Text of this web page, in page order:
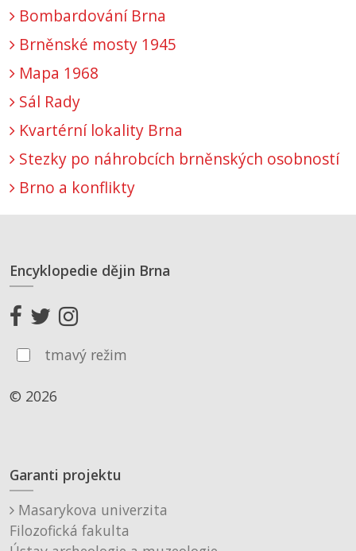
Bombardování Brna
Brněnské mosty 1945
Mapa 1968
Sál Rady
Kvartérní lokality Brna
Stezky po náhrobcích brněnských osobností
Brno a konflikty
Encyklopedie dějin Brna
tmavý režim
© 2026
Garanti projektu
Masarykova univerzita
Filozofická fakulta